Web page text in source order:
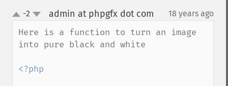
up
down
-2 admin at phpgfx dot com 18 years ago
Here is a function to turn an image
into pure black and white
<?php